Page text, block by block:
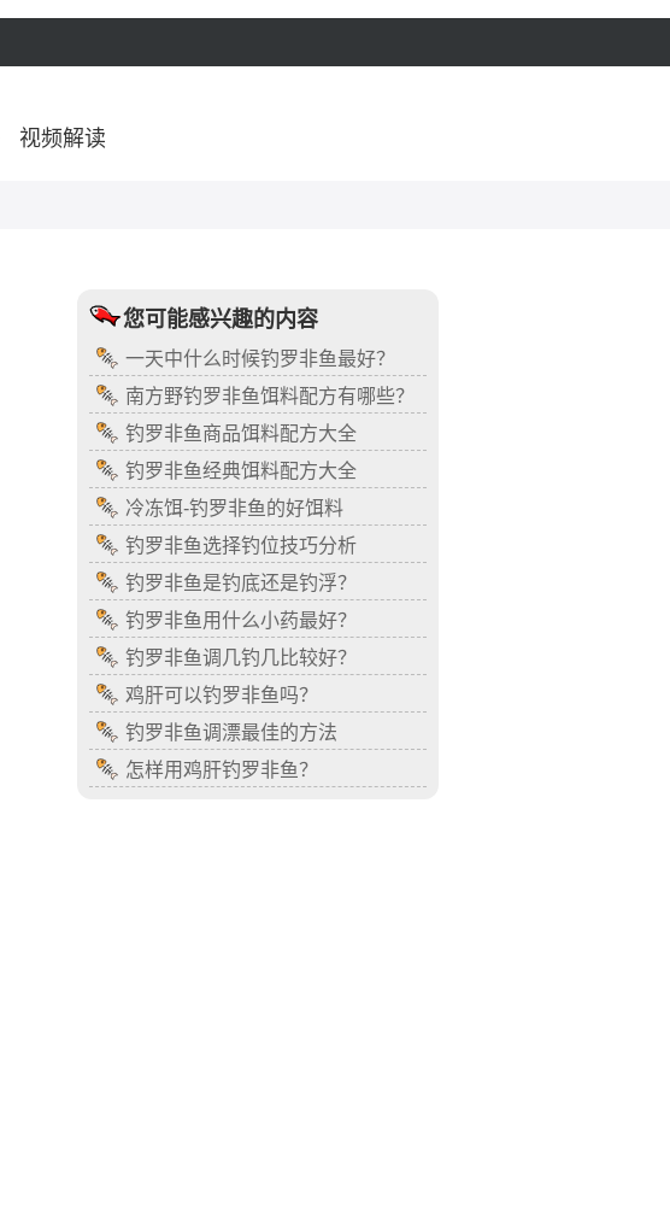
视频解读
您可能感兴趣的内容
一天中什么时候钓罗非鱼最好？
南方野钓罗非鱼饵料配方有哪些？
钓罗非鱼商品饵料配方大全
钓罗非鱼经典饵料配方大全
冷冻饵-钓罗非鱼的好饵料
钓罗非鱼选择钓位技巧分析
钓罗非鱼是钓底还是钓浮？
钓罗非鱼用什么小药最好？
钓罗非鱼调几钓几比较好？
鸡肝可以钓罗非鱼吗？
钓罗非鱼调漂最佳的方法
怎样用鸡肝钓罗非鱼？